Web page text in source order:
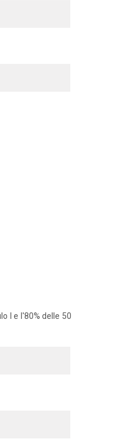
I e l'80% delle 50